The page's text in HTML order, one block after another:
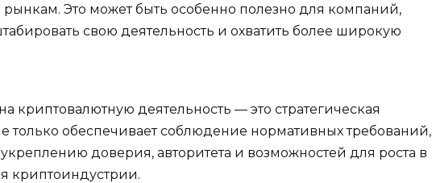
Это может быть особенно полезно для компаний,
свою деятельность и охватить более широкую
криптовалютную деятельность — это стратегическая
только обеспечивает соблюдение нормативных требований,
укреплению доверия, авторитета и возможностей для роста в
криптоиндустрии.